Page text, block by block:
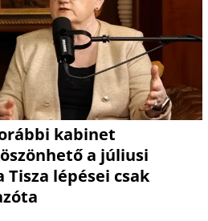
kabinet
a júliusi
lépései csak